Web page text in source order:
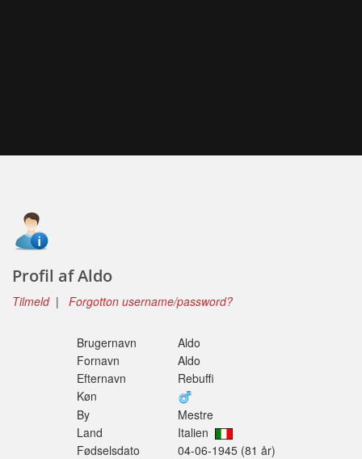
Profil af Aldo
Tilmeld| Forgotton username/password?
Brugernavn
Aldo
Fornavn
Aldo
Efternavn
Rebuffi
Køn
By
Mestre
Land
Italien
Fødselsdato
04-06-1945 (81 år)